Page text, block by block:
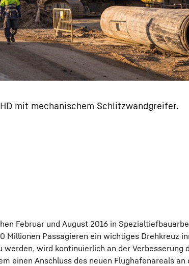
mit mechanischem Schlitzwandgreifer.
Februar und August 2016 in
Passagieren ein wichtiges Drehkreuz
werden, wird kontinuierlich an der
einen Anschluss des neuen Flughafenareals an